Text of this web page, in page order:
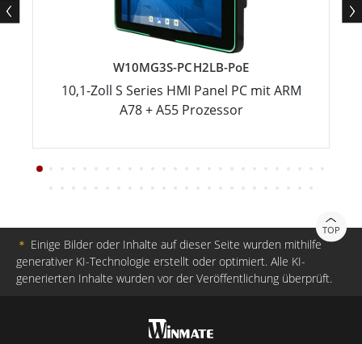
W10MG3S-PCH2LB-PoE
10,1-Zoll S Series HMI Panel PC mit ARM
A78 + A55 Prozessor
TOP
＊ Einige Bilder oder Inhalte auf dieser Seite wurden mithilfe
generativer KI-Technologie erstellt oder optimiert. Alle KI-
generierten Inhalte wurden vor der Veröffentlichung überprüft.